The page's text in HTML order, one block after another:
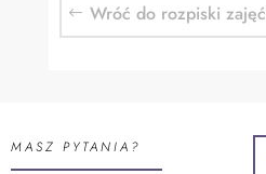
Wróć do rozpiski zajęć
MASZ PYTANIA?